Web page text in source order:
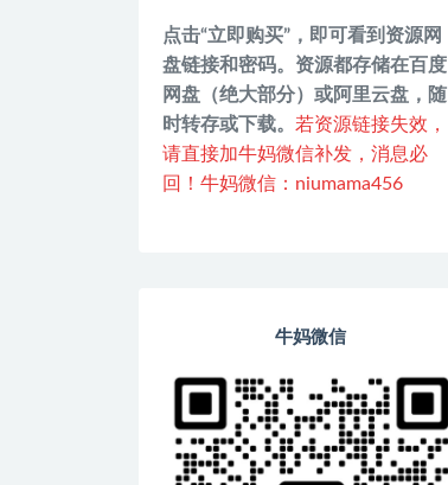
点击“立即购买”，即可看到资源网
盘链接和密码。资源都存储在百度
网盘（绝大部分）或阿里云盘，随
时转存或下载。 若资源链接失效，
请直接加牛妈微信补发，消息必
回！牛妈微信：niumama456
牛妈微信